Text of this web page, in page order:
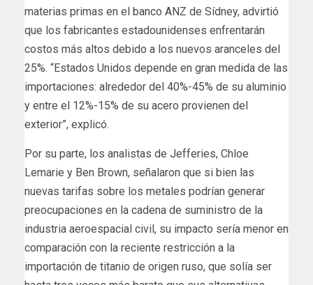
materias primas en el banco ANZ de Sídney, advirtió
que los fabricantes estadounidenses enfrentarán
costos más altos debido a los nuevos aranceles del
25%. “Estados Unidos depende en gran medida de las
importaciones: alrededor del 40%-45% de su aluminio
y entre el 12%-15% de su acero provienen del
exterior”, explicó.
Por su parte, los analistas de Jefferies, Chloe
Lemarie y Ben Brown, señalaron que si bien las
nuevas tarifas sobre los metales podrían generar
preocupaciones en la cadena de suministro de la
industria aeroespacial civil, su impacto sería menor en
comparación con la reciente restricción a la
importación de titanio de origen ruso, que solía ser